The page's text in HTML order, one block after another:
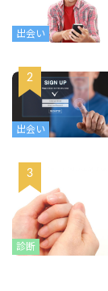
出会い
出会い
診断